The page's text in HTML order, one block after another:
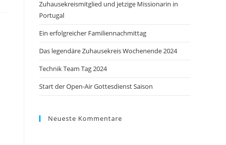
Zuhausekreismitglied und jetzige Missionarin in
Portugal
Ein erfolgreicher Familiennachmittag
Das legendäre Zuhausekreis Wochenende 2024
Technik Team Tag 2024
Start der Open-Air Gottesdienst Saison
Neueste Kommentare